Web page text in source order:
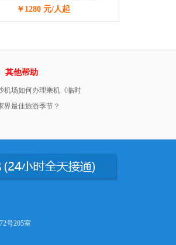
￥1280 元/人起
其他帮助
机场如何办理乘机《临时
界最佳旅游季节？
号205室